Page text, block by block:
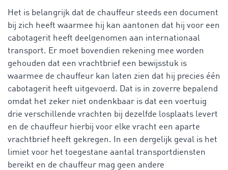
Het is belangrijk dat de chauffeur steeds een document
bij zich heeft waarmee hij kan aantonen dat hij voor een
cabotagerit heeft deelgenomen aan internationaal
transport. Er moet bovendien rekening mee worden
gehouden dat een vrachtbrief een bewijsstuk is
waarmee de chauffeur kan laten zien dat hij precies één
cabotagerit heeft uitgevoerd. Dat is in zoverre bepalend
omdat het zeker niet ondenkbaar is dat een voertuig
drie verschillende vrachten bij dezelfde losplaats levert
en de chauffeur hierbij voor elke vracht een aparte
vrachtbrief heeft gekregen. In een dergelijk geval is het
limiet voor het toegestane aantal transportdiensten
bereikt en de chauffeur mag geen andere